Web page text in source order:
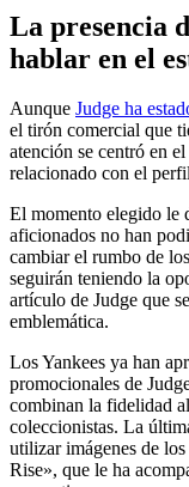
La presencia
hablar en el
Aunque Judge ha
el tirón comercial que
atención se centró en
relacionado con el
El momento elegido le
aficionados no han
cambiar el rumbo de
seguirán teniendo la
artículo de Judge que
emblemática.
Los Yankees ya han
promocionales de
combinan la fidelidad
coleccionistas. La
utilizar imágenes de
Rise», que le ha